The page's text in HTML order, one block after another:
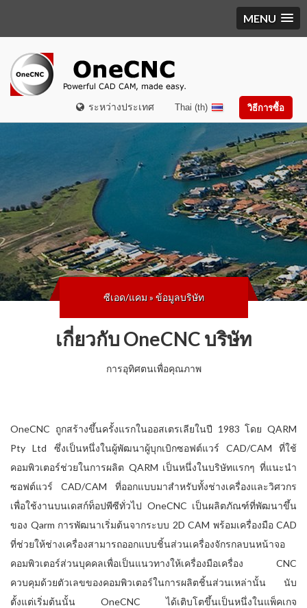
MENU
ระหว่างประเทศ วิธีการซื้อ
Thai (th)
ซีเอด/แคม»ข้อมูลบริษัท
เกี่ยวกับ OneCNC บริษัท
การอุทิศตนเพื่อคุณภาพ
OneCNC ถูกสร้างขึ้นครั้งแรกในออสเตรเลียในปี 1983 โดย QARM
Pty Ltd ซึ่งเป็นหนึ่งในผู้พัฒนาผู้บุกเบิกซอฟต์แวร์ CAD/CAM ที่ใช้
คอมพิวเตอร์ช่วยในการผลิต QARM เป็นหนึ่งในบริษัทแรกๆ ที่แนะนำ
ซอฟต์แวร์ CAD/CAM ที่ออกแบบมาสำหรับทั้งช่างเครื่องและวิศวกร
เพื่อใช้งานบนเดสก์ท็อปพีซีทั่วไป OneCNC เป็นผลิตภัณฑ์ที่พัฒนาขึ้น
ของ Qarm การพัฒนาเริ่มต้นจากระบบ 2D CAM พร้อมเครื่องมือ CAD
ที่ช่วยให้ช่างเครื่องสามารถออกแบบชิ้นส่วนเครื่องจักรกลบนหน้าจอ
คอมพิวเตอร์ส่วนบุคคลเพื่อเป็นแนวทางให้เครื่องมือเครื่อง CNC
ควบคุมด้วยตัวเลขของคอมพิวเตอร์ในการผลิตชิ้นส่วนเหล่านั้น นับ
ตั้งแต่เริ่มต้นนั้น OneCNC ได้เติบโตขึ้นเป็นหนึ่งในแพ็คเกจ